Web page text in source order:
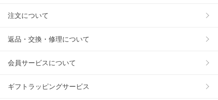
注文について
返品・交換・修理について
会員サービスについて
ギフトラッピングサービス